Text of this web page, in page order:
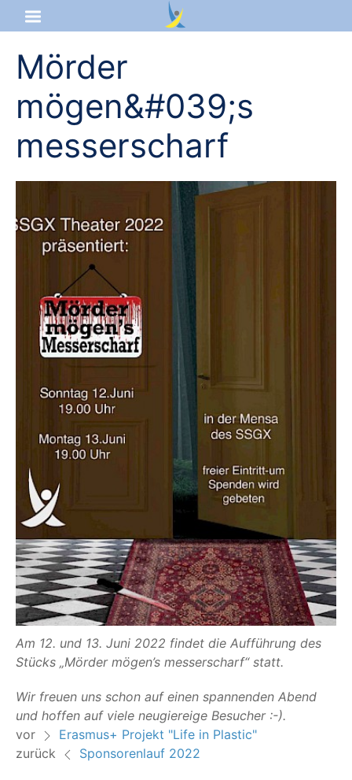
Startseite
Aktuelles
Das sind wir
Lernangebot
Service & Infos
Mörder
mögen&#039;s
messerscharf
Am 12. und 13. Juni 2022 fin­det die Auf­füh­rung des
Stücks „Mör­der mögen’s mes­ser­scharf“ statt.
Wir freu­en uns schon auf einen span­nen­den Abend
und hof­fen auf vie­le neu­gierei­ge Besucher :-).
vor
Erasmus+ Projekt "Life in Plastic"
zurück
Sponsorenlauf 2022